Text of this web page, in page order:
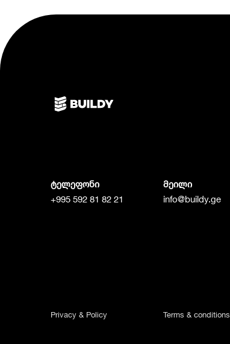
ტელეფონი
+995 592 81 82 21
მეილი
info@buildy.ge
Privacy & Policy Terms & conditions